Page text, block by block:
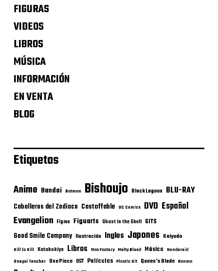
FIGURAS
VIDEOS
LIBROS
MÚSICA
INFORMACIÓN
EN VENTA
BLOG
Etiquetas
Anime Bandai Batman Bishoujo Black Lagoon BLU-RAY
Caballeros del Zodiaco Castoffable DC Comics DVD Español
Evangelion Figma Figuarts Ghost in the Shell GITS
Good Smile Company Ilustración Ingles Japones Kaiyodo
Kill la Kill Kotobukiya Libros Max Factory Melty Blood Música Nendoroid
Onegai Teacher One Piece OST Películas Plastic Kit Queen's Blade Ranma